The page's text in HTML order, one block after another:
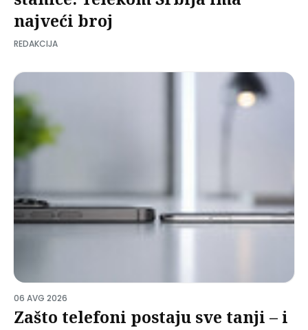
najveći broj
REDAKCIJA
06 AVG 2026
Zašto telefoni postaju sve tanji – i